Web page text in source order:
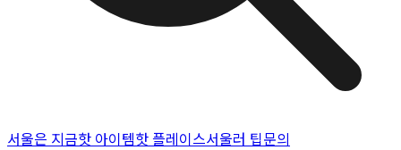
서울은 지금핫 아이템핫 플레이스서울러 팁문의